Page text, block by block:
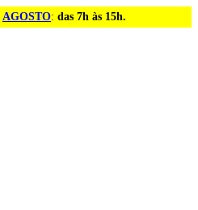
AGOSTO: das 7h às 15h.